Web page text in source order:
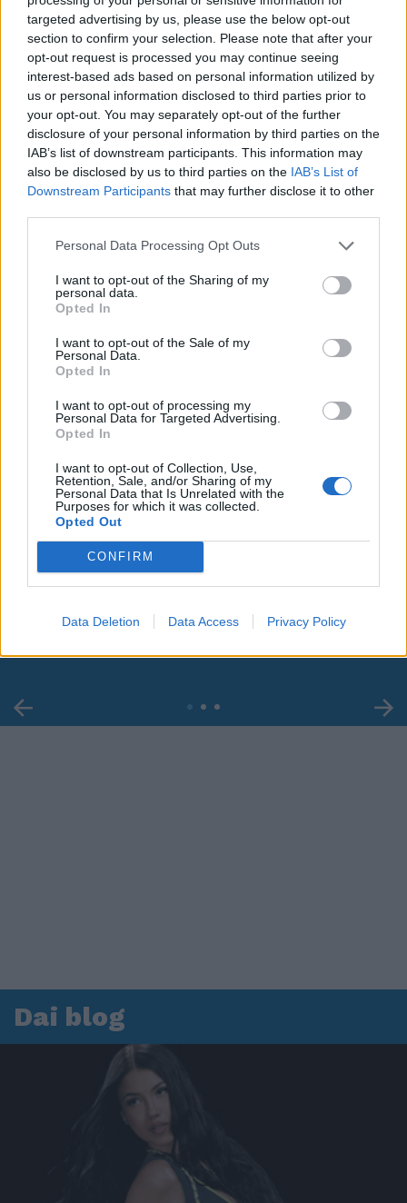
targeted advertising by us, please use the below opt-out
section to confirm your selection. Please note that after your
opt-out request is processed you may continue seeing
interest-based ads based on personal information utilized by
us or personal information disclosed to third parties prior to
your opt-out. You may separately opt-out of the further
disclosure of your personal information by third parties on the
IAB’s list of downstream participants. This information may
also be disclosed by us to third parties on the IAB’s List of
Downstream Participants that may further disclose it to other
Personal Data Processing Opt Outs
I want to opt-out of the Sharing of my
personal data.
Opted In
I want to opt-out of the Sale of my
Personal Data.
Opted In
I want to opt-out of processing my
Personal Data for Targeted Advertising.
Opted In
I want to opt-out of Collection, Use,
Retention, Sale, and/or Sharing of my
Personal Data that Is Unrelated with the
Purposes for which it was collected.
Opted Out
CONFIRM
Data Deletion Data Access Privacy Policy
in ospedale. Le dichiarazioni ai giornalisti
Dai blog